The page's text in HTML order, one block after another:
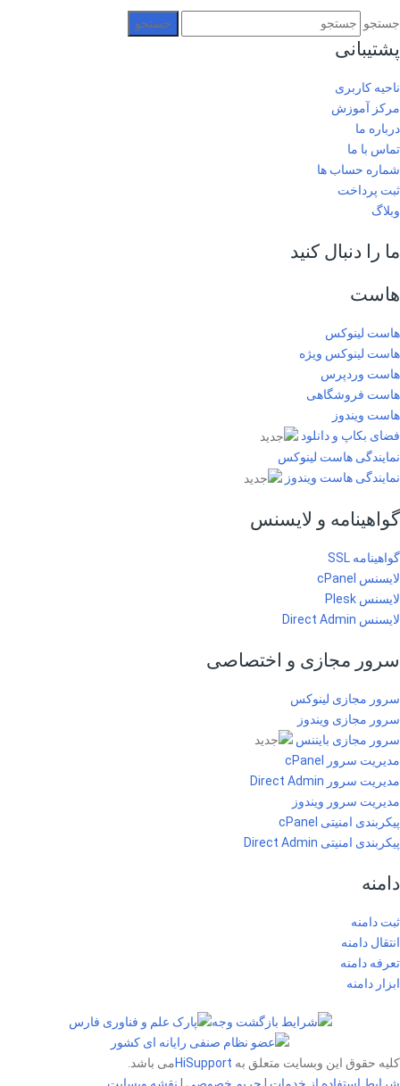
جستجو
پشتیبانی
ناحیه کاربری
مرکز آموزش
درباره ما
تماس با ما
شماره حساب ها
ثبت پرداخت
وبلاگ
ما را دنبال کنید
هاست
هاست لینوکس
هاست لینوکس ویژه
هاست وردپرس
هاست فروشگاهی
هاست ویندوز
فضای بکاپ و دانلود
نمایندگی هاست لینوکس
نمایندگی هاست ویندوز
گواهینامه و لایسنس
گواهینامه SSL
لایسنس cPanel
لایسنس Plesk
لایسنس Direct Admin
سرور مجازی و اختصاصی
سرور مجازی لینوکس
سرور مجازی ویندوز
سرور مجازی بایننس
مدیریت سرور cPanel
مدیریت سرور Direct Admin
مدیریت سرور ویندوز
پیکربندی امنیتی cPanel
پیکربندی امنیتی Direct Admin
دامنه
ثبت دامنه
انتقال دامنه
تعرفه دامنه
ابزار دامنه
کلیه حقوق این وبسایت متعلق به HiSupportمی باشد.